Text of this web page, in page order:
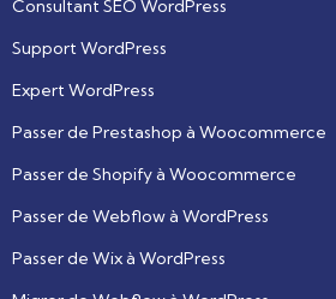
Consultant SEO WordPress
Support WordPress
Expert WordPress
Passer de Prestashop à Woocommerce
Passer de Shopify à Woocommerce
Passer de Webflow à WordPress
Passer de Wix à WordPress